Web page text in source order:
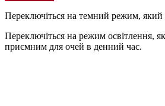
Переключіться на темний режим,
Переключіться на режим освітлення,
приємним для очей в денний час.